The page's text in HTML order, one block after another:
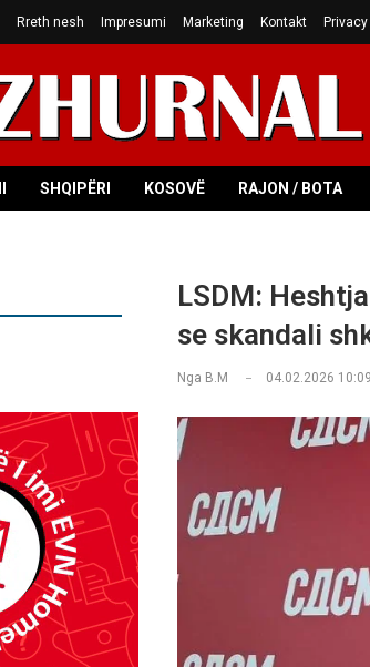
Rreth nesh Impresumi Marketing Kontakt
SHQIPËRI KOSOVË RAJON / BOTA
LSDM:
se skandali
Nga B.M 04.02.2026 10:09